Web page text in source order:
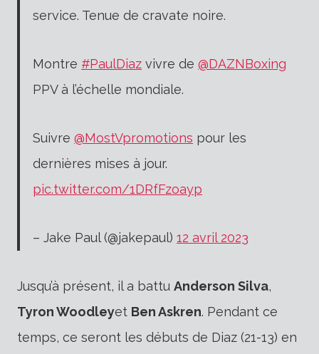
service. Tenue de cravate noire.
Montre #PaulDiaz vivre de @DAZNBoxing
PPV à l’échelle mondiale.
Suivre @MostVpromotions pour les
dernières mises à jour.
pic.twitter.com/1DRfFzoayp
– Jake Paul (@jakepaul) 12 avril 2023
Jusqu’à présent, il a battu Anderson Silva,
Tyron Woodleyet Ben Askren. Pendant ce
temps, ce seront les débuts de Diaz (21-13) en